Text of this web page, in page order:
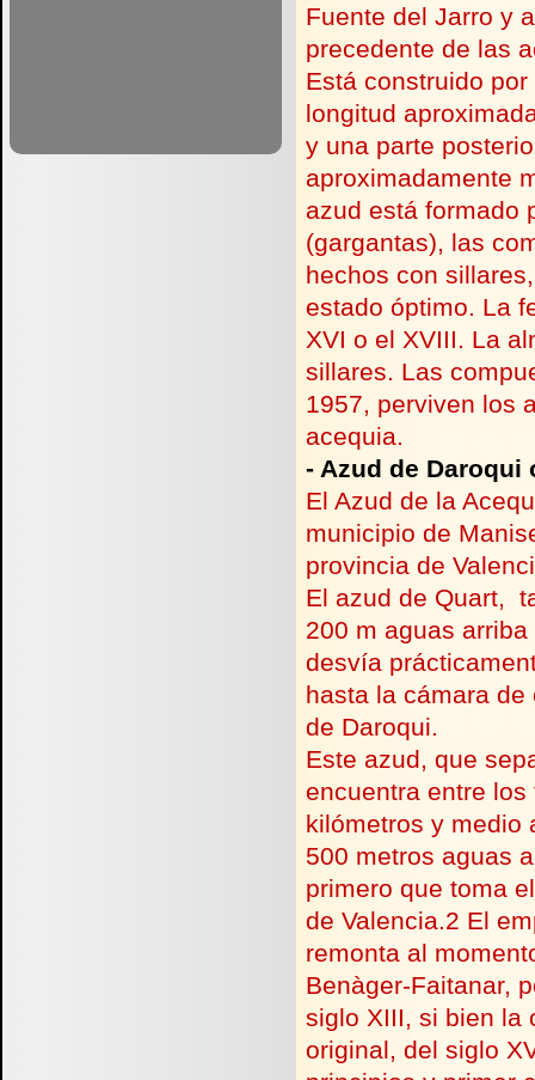
Fuente del Jarro y
precedente de las
Está construido
longitud
y una parte
aproximadamente
azud está formado
(gargantas), las
hechos con
estado óptimo. La
XVI o el XVIII. La
sillares. Las
1957, perviven los
acequia.
- Azud de Daroqui
El Azud de la
municipio de
provincia de
El azud de Quart,
200 m aguas
desvía
hasta la cámara
de Daroqui.
Este azud, que
encuentra entre
kilómetros y medio
500 metros aguas
primero que toma
de Valencia.2 El
remonta al
Benàger-Faitanar,
siglo XIII, si bien la
original, del siglo